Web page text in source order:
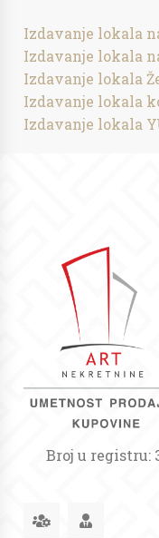
Izdavanje lokala
Izdavanje lokala
Izdavanje lokala
Izdavanje lokala
Izdavanje lokala
Broj u registru: